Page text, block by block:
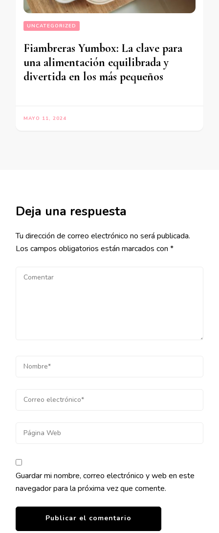
UNCATEGORIZED
Fiambreras Yumbox: La clave para
una alimentación equilibrada y
divertida en los más pequeños
MAYO 11, 2024
Deja una respuesta
Tu dirección de correo electrónico no será publicada.
Los campos obligatorios están marcados con *
Guardar mi nombre, correo electrónico y web en este
navegador para la próxima vez que comente.